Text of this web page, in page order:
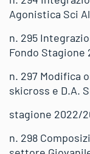
Agonistica Sci
n. 295
Fondo Stagione
n. 297 Modifica
skicross e D.A.
stagione 2022/
n. 298